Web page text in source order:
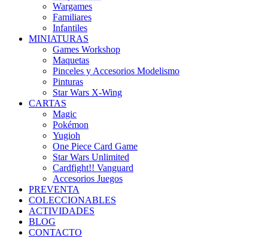
Wargames
Familiares
Infantiles
MINIATURAS
Games Workshop
Maquetas
Pinceles y Accesorios Modelismo
Pinturas
Star Wars X-Wing
CARTAS
Magic
Pokémon
Yugioh
One Piece Card Game
Star Wars Unlimited
Cardfight!! Vanguard
Accesorios Juegos
PREVENTA
COLECCIONABLES
ACTIVIDADES
BLOG
CONTACTO